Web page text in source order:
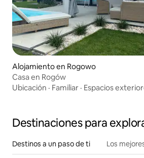
Alojamiento en Rogowo
Casa en Rogów
Ubicación · Familiar · Espacios
Destinaciones para
Destinos a un paso de ti Los